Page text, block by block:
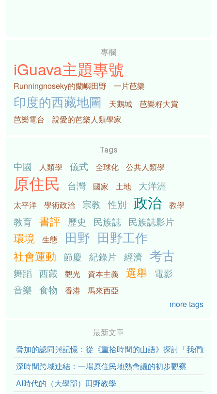
專欄
iGuava主題專號
Runningnoseky的蘭嶼田野 一片芭樂
印度的西藏地圖 天鵝城
芭樂籽大賞
芭樂電台
親愛的芭樂人類學家
Tags
中國 人類學 儀式 全球化 公共人類學
原住民 台灣 國家 土地 大洋洲
太平洋 學術政治 宗教 性別 政治 教學
教育 書評 歷史 民族誌 民族誌影片
環境 生態 田野 田野工作
社會運動 節慶 紀錄片 經濟 考古
舞蹈 西藏 觀光 資本主義 選舉
電影
音樂 食物 香港
馬來西亞
more tags
最新文章
疊加的認同與記憶：從《重拾時間的山語》探討「我們的
深時間跨域連結：一場原住民地熱會議的初步觀察
AI時代的（大學部）田野教學